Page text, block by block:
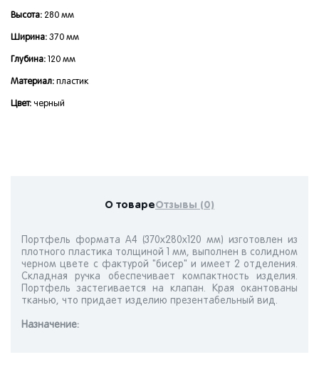
Высота: 280 мм
Ширина: 370 мм
Глубина: 120 мм
Материал: пластик
Цвет: черный
О товареОтзывы (0)
Портфель формата А4 (370х280х120 мм) изготовлен из
плотного пластика толщиной 1 мм, выполнен в солидном
черном цвете с фактурой "бисер" и имеет 2 отделения.
Складная ручка обеспечивает компактность изделия.
Портфель застегивается на клапан. Края окантованы
тканью, что придает изделию презентабельный вид.
Назначениe: